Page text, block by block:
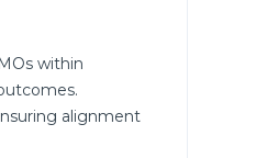
within
alignment